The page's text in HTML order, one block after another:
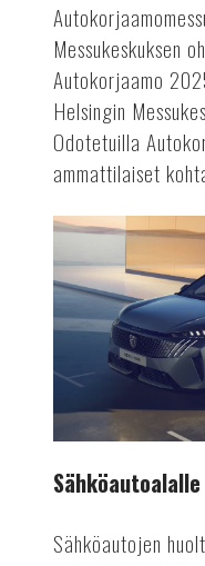
Messukeskuksen
Autokorjaamo
Helsingin
Odotetuilla
ammattilaiset
Sähköautoalalle
osaamista
Sähköautojen